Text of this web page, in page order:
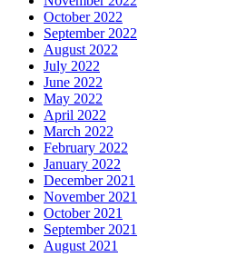
October 2022
September 2022
August 2022
July 2022
June 2022
May 2022
April 2022
March 2022
February 2022
January 2022
December 2021
November 2021
October 2021
September 2021
August 2021